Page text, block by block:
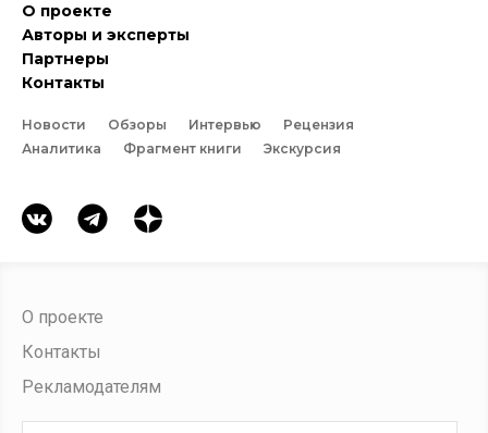
О проекте
Авторы и эксперты
Партнеры
Контакты
Новости Обзоры Интервью
Рецензия
Аналитика
Фрагмент книги Экскурсия
О проекте
Контакты
Рекламодателям